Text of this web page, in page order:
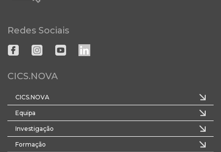
Redes Sociais
CICS.NOVA
CICS.NOVA
Equipa
Investigação
Formação